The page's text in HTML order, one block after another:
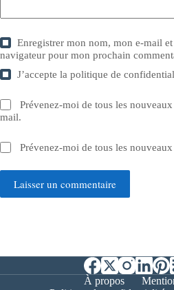
Enregistrer mon nom, mon e-mail
navigateur pour mon prochain
J’accepte lapolitique de
Prévenez-moi de tous les
mail.
Prévenez-moi de tous les
Laisser un commentaire
À propos